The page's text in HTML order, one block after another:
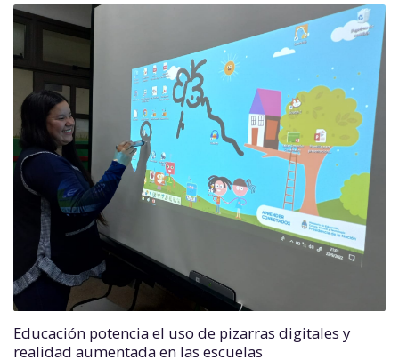
Educación potencia el uso de pizarras digitales y
realidad aumentada en las escuelas